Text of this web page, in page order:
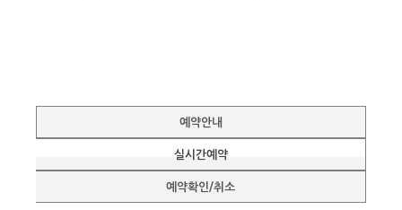
예약안내
실시간예약
예약확인/취소